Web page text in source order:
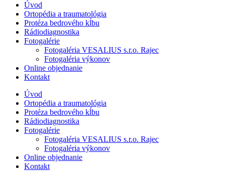
Úvod
Ortopédia a traumatológia
Protéza bedrového kĺbu
Rádiodiagnostika
Fotogalérie
Fotogaléria VESALIUS s.r.o. Rajec
Fotogaléria výkonov
Online objednanie
Kontakt
Úvod
Ortopédia a traumatológia
Protéza bedrového kĺbu
Rádiodiagnostika
Fotogalérie
Fotogaléria VESALIUS s.r.o. Rajec
Fotogaléria výkonov
Online objednanie
Kontakt